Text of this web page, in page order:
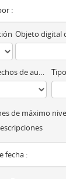
:
Régimen de derechos de autor
de máximo
fecha :